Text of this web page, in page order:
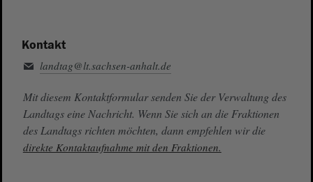
Kontakt
landtag@lt.sachsen-anhalt.de
Mit diesem Kontaktformular senden Sie der Verwaltung des
Landtags eine Nachricht. Wenn Sie sich an die Fraktionen
des Landtags richten möchten, dann empfehlen wir die
direkte Kontaktaufnahme mit den Fraktionen.